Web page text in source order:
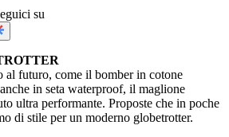
su
al futuro, come il bomber in cotone
in seta waterproof, il maglione
ultra performante. Proposte che in poche
di stile per un moderno globetrotter.